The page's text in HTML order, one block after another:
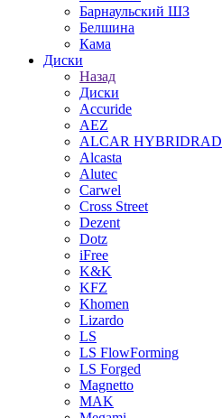
Барнаульский ШЗ
Белшина
Кама
Диски
Назад
Диски
Accuride
AEZ
ALCAR HYBRIDRAD
Alcasta
Alutec
Carwel
Cross Street
Dezent
Dotz
iFree
K&K
KFZ
Khomen
Lizardo
LS
LS FlowForming
LS Forged
Magnetto
MAK